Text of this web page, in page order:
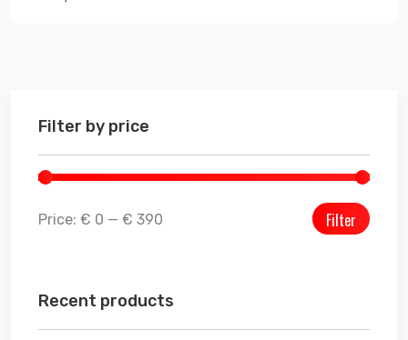
Filter by price
Filter
Price: € 0 — € 390
Recent products